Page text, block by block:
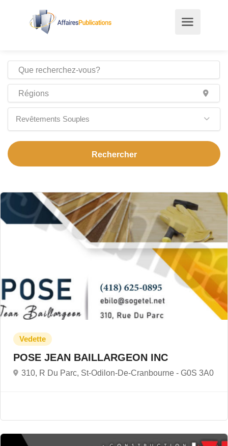
Revêtements Souples
POSE JEAN BAILLARGEON INC
310, R Du Parc, St-Odilon-De-Cranbourne - G0S 3A0